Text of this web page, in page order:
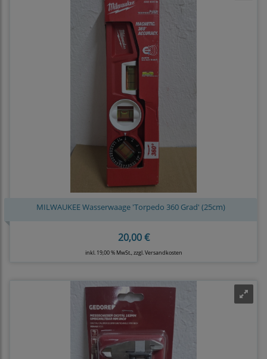
MILWAUKEE Wasserwaage 'Torpedo 360 Grad' (25cm)
20,00 €
inkl. 19,00 % MwSt., zzgl.Versandkosten